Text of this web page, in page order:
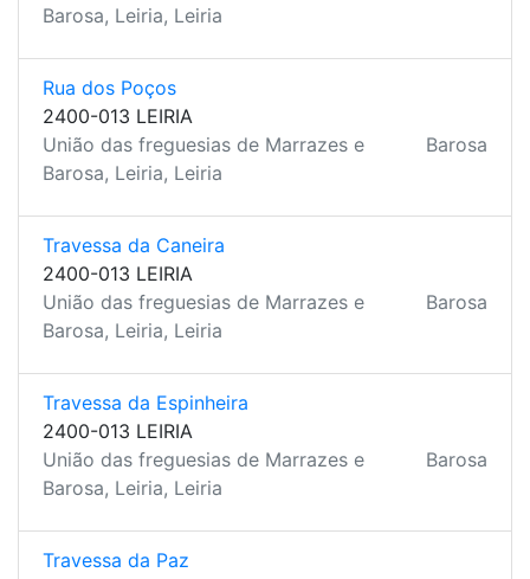
Barosa, Leiria, Leiria
Rua dos Poços
2400-013 LEIRIA
União das freguesias de Marrazes e
Barosa, Leiria, Leiria
Barosa
Travessa da Caneira
2400-013 LEIRIA
União das freguesias de Marrazes e
Barosa, Leiria, Leiria
Barosa
Travessa da Espinheira
2400-013 LEIRIA
União das freguesias de Marrazes e
Barosa, Leiria, Leiria
Barosa
Travessa da Paz